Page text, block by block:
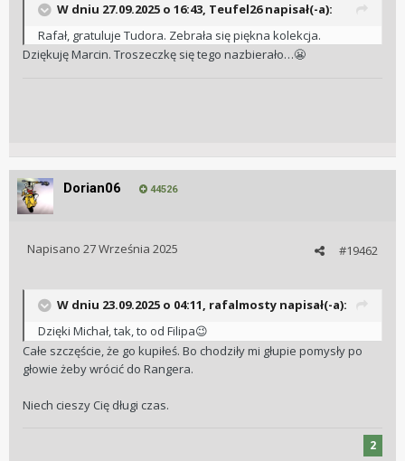
W dniu 27.09.2025 o 16:43, Teufel26napisał(-a):
Rafał, gratuluje Tudora. Zebrała się piękna kolekcja.
Dziękuję Marcin. Troszeczkę się tego nazbierało…😬
Dorian06 44526
#19462
Napisano 27 Września 2025
W dniu 23.09.2025 o 04:11, rafalmosty napisał(-a):
Dzięki Michał, tak, to od Filipa😉
Całe szczęście, że go kupiłeś. Bo chodziły mi głupie pomysły po
głowie żeby wrócić do Rangera.
Niech cieszy Cię długi czas.
2